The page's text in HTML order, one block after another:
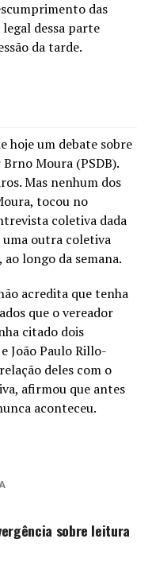
das
dessa parte
da tarde.
hoje um debate sobre
Moura (PSDB).
Mas nenhum dos
tocou no
coletiva dada
uma outra coletiva
longo da semana.
acredita que tenha
que o vereador
citado dois
João Paulo Rillo-
deles com o
afirmou que antes
aconteceu.
sobre leitura